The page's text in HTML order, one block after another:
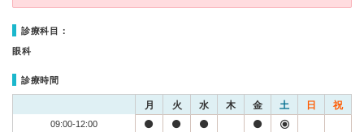
診療科目：
眼科
診療時間
月 火 水 木 金 土 日 祝
09:00-12:00